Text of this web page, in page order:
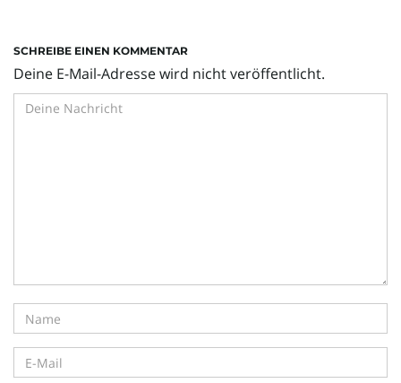
a
SCHREIBE EINEN KOMMENTAR
Deine E-Mail-Adresse wird nicht veröffentlicht.